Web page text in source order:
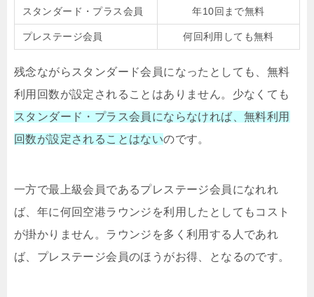
スタンダード・プラス会員 年10回まで無料
プレステージ会員 何回利用しても無料
残念ながらスタンダード会員になったとしても、無料
利用回数が設定されることはありません。少なくても
スタンダード・プラス会員にならなければ、無料利用
回数が設定されることはないのです。
一方で最上級会員であるプレステージ会員になれれ
ば、年に何回空港ラウンジを利用したとしてもコスト
が掛かりません。ラウンジを多く利用する人であれ
ば、プレステージ会員のほうがお得、となるのです。